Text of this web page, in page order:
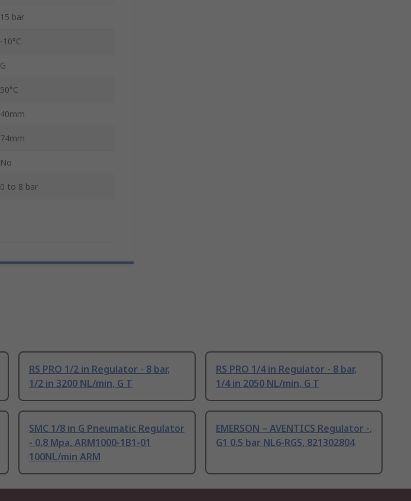
15 bar
-10°C
G
50°C
40mm
74mm
No
0 to 8 bar
RS PRO 1/2 in Regulator - 8 bar,
1/2 in 3200 NL/min, G T
RS PRO 1/4 in Regulator - 8 bar,
1/4 in 2050 NL/min, G T
SMC 1/8 in G Pneumatic Regulator
- 0.8 Mpa, ARM1000-1B1-01
100NL/min ARM
EMERSON – AVENTICS Regulator -,
G1 0.5 bar NL6-RGS, 821302804